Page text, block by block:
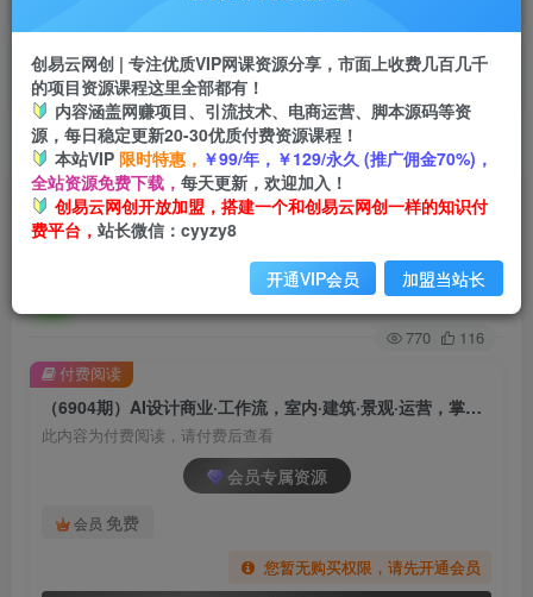
挂机 项目
脚本卡密
APP下载
GO
首页 创业课程 会员专属 正文
（6904期）AI设计商业·工作流，室内·建筑·景观·
运营，掌握五大主流AI设计工具
关注
770 116
（6904期）AI设计商业·工作流，室内·建筑·景观·运营，掌握五大主流AI设计工具
此内容为付费阅读，请付费后查看
会员专属资源
会员 免费
您暂无购买权限，请先开通会员
付费阅读
创易云网创 | 专注优质VIP网课资源分享，市面上收费几百几千
的项目资源课程这里全部都有！
内容涵盖网赚项目、引流技术、电商运营、脚本源码等资
源，每日稳定更新20-30优质付费资源课程！
本站VIP 限时特惠， ￥99/年，￥129/永久 (推广佣金70%)，
全站资源免费下载， 每天更新，欢迎加入！
创易云网创开放加盟，搭建一个和创易云网创一样的知识付
费平台， 站长微信：cyyzy8
开通VIP会员 加盟当站长